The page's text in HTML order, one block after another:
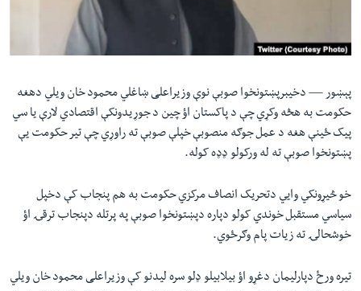
مخکې
لټون
واوړئ
Learning English
FOLLOW US
پېښور — دخیبرپښتونخوا صوبې نوې وزیراعلی ښاغلي محمود خان ویلي دهغه
حکومت به هڅه وکړي چې د پاکستان اؤ چین د جوړیدونکې اقتصادي لارې یا سي
پیک ځینې هغه د عمل جوګه منصوبې خپلې صوبې ته راوړي چې تیر حکومت یې
پښتونخوا صوبې ته له ورکولو ډډه کوله.
خو څیړونکي وایي دتحریک انصاف مرکزي حکومت به هم پنجاب کې دخپل
سیاسي مستقبل خوندي کولو دپاره دپښتونخوا صوبې په پرتله دپنجاب ترقۍ اؤ
خوشحالۍ ته زیات پام وګرځوي.
تیره ورځ دپارلیمان دغړو اؤ‌ بیلابیلو ډلو سره لیدنو کې وزیراعلی محمود خان ویلي